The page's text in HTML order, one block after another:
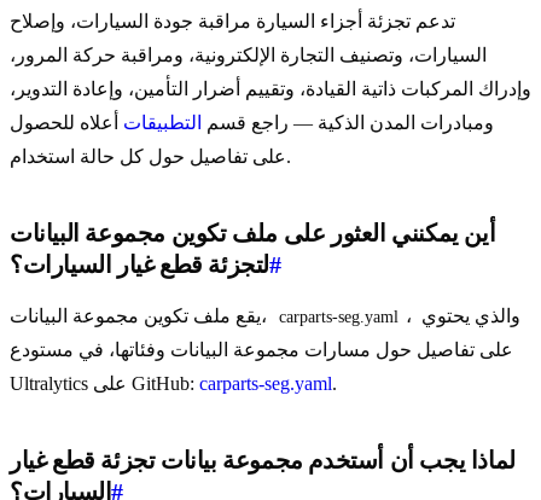
تدعم تجزئة أجزاء السيارة مراقبة جودة السيارات، وإصلاح
السيارات، وتصنيف التجارة الإلكترونية، ومراقبة حركة المرور،
وإدراك المركبات ذاتية القيادة، وتقييم أضرار التأمين، وإعادة التدوير،
ومبادرات المدن الذكية — راجع قسم
التطبيقات أعلاه للحصول
على تفاصيل حول كل حالة استخدام.
أين يمكنني العثور على ملف تكوين مجموعة البيانات
لتجزئة قطع غيار السيارات؟#
يقع ملف تكوين مجموعة البيانات، carparts-seg.yaml ، والذي يحتوي
على تفاصيل حول مسارات مجموعة البيانات وفئاتها، في مستودع
Ultralytics على GitHub: carparts-seg.yaml.
لماذا يجب أن أستخدم مجموعة بيانات تجزئة قطع غيار
السيارات؟#